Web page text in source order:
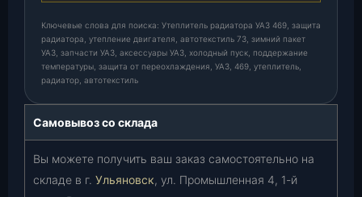
Ключевые слова для поиска: Утеплитель радиатора УАЗ 469, защита
радиатора, утепление двигателя, автотекстиль 73, зимний пакет
УАЗ, запчасти УАЗ, аксессуары УАЗ, холодный пуск, поддержание
температуры, защита от переохлаждения, УАЗ, 469, утеплитель,
радиатор, автотекстиль
Самовывоз со склада
Вы можете получить ваш заказ самостоятельно на
складе в г. Ульяновск, ул. Промышленная 4, 1-й